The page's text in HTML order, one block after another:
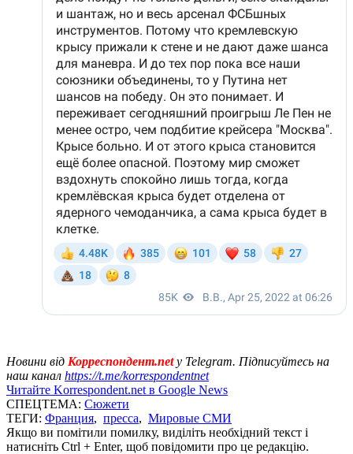
Новини від Корреспондент.netу Telegram. Підписуйтесь на
наш канал https://t.me/korrespondentnet
Читайте Korrespondent.net в Google News
СПЕЦТЕМА: Сюжети
ТЕГИ: Франция, пресса, Мировые СМИ
Якщо ви помітили помилку, виділіть необхідний текст і
натисніть Ctrl + Enter, щоб повідомити про це редакцію.